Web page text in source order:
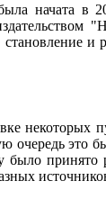
начата
некоторых
это
было